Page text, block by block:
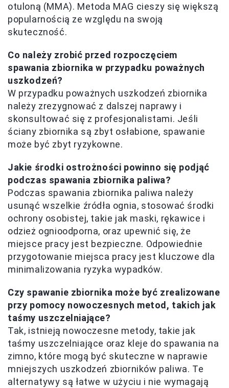
otuloną (MMA). Metoda MAG cieszy się większą
popularnością ze względu na swoją
skuteczność.
Co należy zrobić przed rozpoczęciem
spawania zbiornika w przypadku poważnych
uszkodzeń?
W przypadku poważnych uszkodzeń zbiornika
należy zrezygnować z dalszej naprawy i
skonsultować się z profesjonalistami. Jeśli
ściany zbiornika są zbyt osłabione, spawanie
może być zbyt ryzykowne.
Jakie środki ostrożności powinno się podjąć
podczas spawania zbiornika paliwa?
Podczas spawania zbiornika paliwa należy
usunąć wszelkie źródła ognia, stosować środki
ochrony osobistej, takie jak maski, rękawice i
odzież ognioodporna, oraz upewnić się, że
miejsce pracy jest bezpieczne. Odpowiednie
przygotowanie miejsca pracy jest kluczowe dla
minimalizowania ryzyka wypadków.
Czy spawanie zbiornika może być zrealizowane
przy pomocy nowoczesnych metod, takich jak
taśmy uszczelniające?
Tak, istnieją nowoczesne metody, takie jak
taśmy uszczelniające oraz kleje do spawania na
zimno, które mogą być skuteczne w naprawie
mniejszych uszkodzeń zbiorników paliwa. Te
alternatywy są łatwe w użyciu i nie wymagają